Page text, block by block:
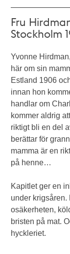
Fru
Stockholm
Yvonne
här om sin
Estland 1906
innan hon
handlar om
kommer aldrig
riktigt bli en del
berättar för
mamma är en
på henne…
Kapitlet ger en
under
osäkerheten,
bristen på mat.
hyckleriet.